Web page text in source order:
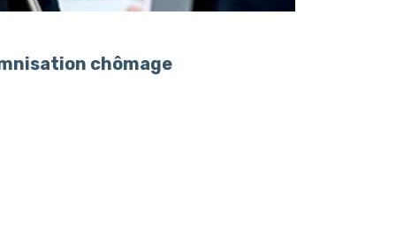
chômage